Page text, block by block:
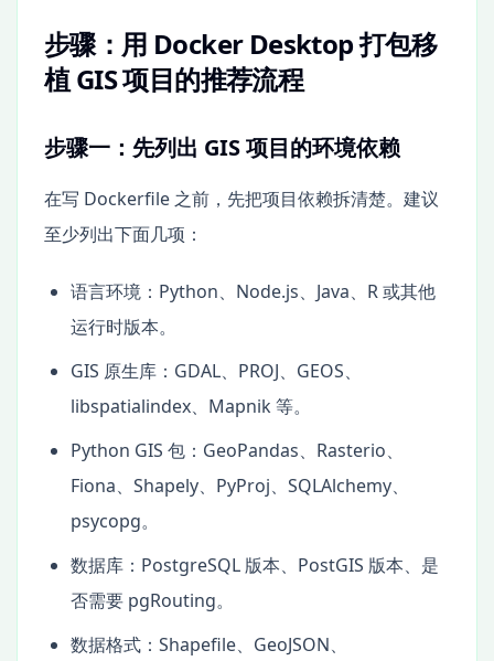
步骤：用 Docker Desktop 打包移
植 GIS 项目的推荐流程
步骤一：先列出 GIS 项目的环境依赖
在写 Dockerfile 之前，先把项目依赖拆清楚。建议
至少列出下面几项：
语言环境：Python、Node.js、Java、R 或其他
运行时版本。
GIS 原生库：GDAL、PROJ、GEOS、
libspatialindex、Mapnik 等。
Python GIS 包：GeoPandas、Rasterio、
Fiona、Shapely、PyProj、SQLAlchemy、
psycopg。
数据库：PostgreSQL 版本、PostGIS 版本、是
否需要 pgRouting。
数据格式：Shapefile、GeoJSON、